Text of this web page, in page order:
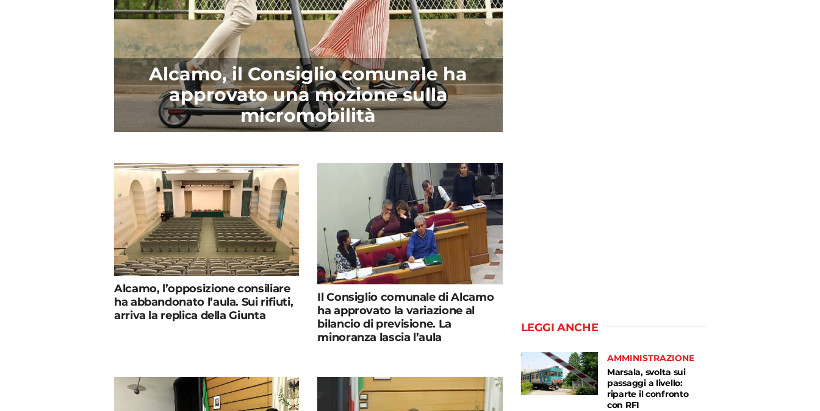
Alcamo, il Consiglio comunale ha
approvato una mozione sulla
micromobilità
Alcamo, l’opposizione consiliare
ha abbandonato l’aula. Sui rifiuti,
arriva la replica della Giunta
Il Consiglio comunale di Alcamo
ha approvato la variazione al
bilancio di previsione. La
minoranza lascia l’aula
LEGGI ANCHE
AMMINISTRAZIONE
Marsala, svolta sui
passaggi a livello:
riparte il confronto
con RFI